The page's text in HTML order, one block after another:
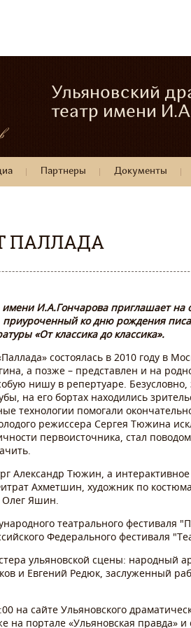
Ульяновский
театр имени
Партнеры Документы
ПАЛЛАДА
И.А.Гончарова приглашает на
ко дню рождения
«От классика до классика».
состоялась в 2010 году в
а позже – представлен и на
нишу в репертуаре.
на его бортах находились
технологии помогали
режиссера Сергея Тюжина
первоисточника, стал
Александр Тюжин, а
Ахметшин, художник по
Олег Яшин.
театрального фестиваля
Федерального фестиваля
ульяновской сцены: народный
и Евгений Редюк, заслуженный
на сайте Ульяновского
на портале «Ульяновская правда»